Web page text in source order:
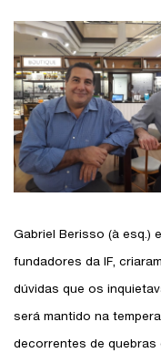
Gabriel Berisso (à esq.)
fundadores da IF,
dúvidas que os
será mantido na
decorrentes de quebras